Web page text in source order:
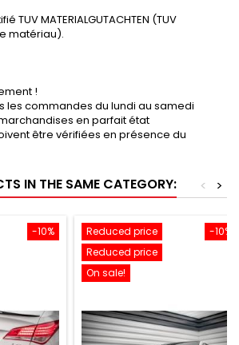
TUV MATERIALGUTACHTEN (TUV
matériau).
!
les commandes du lundi au samedi
en parfait état
être vérifiées en présence du
IN THE SAME CATEGORY: >
<
-10% -10%
Reduced price
Reduced price
On sale!